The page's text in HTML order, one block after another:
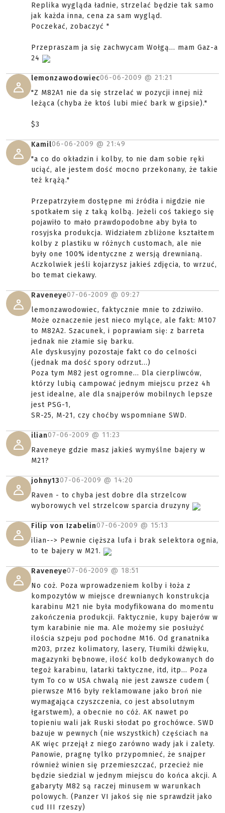
Replika wygląda ładnie, strzelać będzie tak samo
jak każda inna, cena za sam wygląd.
Poczekać, zobaczyć "
Przepraszam ja się zachwycam Wołgą... mam Gaz-a
24
lemonzawodowiec06-06-2009 @ 21:21
"Z M82A1 nie da się strzelać w pozycji innej niż
leżąca (chyba że ktoś lubi mieć bark w gipsie)."
$3
Kamil06-06-2009 @ 21:49
"a co do okładzin i kolby, to nie dam sobie ręki
uciąć, ale jestem dość mocno przekonany, że takie
też krążą."
Przepatrzyłem dostępne mi źródła i nigdzie nie
spotkałem się z taką kolbą. Jeżeli coś takiego się
pojawiło to mało prawdopodobne aby była to
rosyjska produkcja. Widziałem zbliżone kształtem
kolby z plastiku w różnych customach, ale nie
były one 100% identyczne z wersją drewnianą.
Aczkolwiek jeśli kojarzysz jakieś zdjęcia, to wrzuć,
bo temat ciekawy.
Raveneye07-06-2009 @ 09:27
lemonzawodowiec, faktycznie mnie to zdziwiło.
Może oznaczenie jest nieco mylące, ale fakt: M107
to M82A2. Szacunek, i poprawiam się: z barreta
jednak nie złamie się barku.
Ale dyskusyjny pozostaje fakt co do celności
(jednak ma dość spory odrzut...)
Poza tym M82 jest ogromne... Dla cierpliwców,
którzy lubią campować jednym miejscu przez 4h
jest idealne, ale dla snajperów mobilnych lepsze
jest PSG-1,
SR-25, M-21, czy choćby wspomniane SWD.
ilian07-06-2009 @ 11:23
Raveneye gdzie masz jakieś wymyślne bajery w
M21?
johny1307-06-2009 @ 14:20
Raven - to chyba jest dobre dla strzelcow
wyborowych vel strzelcow sparcia druzyny
Filip von Izabelin07-06-2009 @ 15:13
ilian--> Pewnie cięższa lufa i brak selektora ognia,
to te bajery w M21.
Raveneye07-06-2009 @ 18:51
No coż. Poza wprowadzeniem kolby i łoża z
kompozytów w miejsce drewnianych konstrukcja
karabinu M21 nie była modyfikowana do momentu
zakończenia produkcji. Faktycznie, kupy bajerów w
tym karabinie nie ma. Ale możemy sie posłużyć
ilościa szpeju pod pochodne M16. Od granatnika
m203, przez kolimatory, lasery, Tłumiki dźwięku,
magazynki bębnowe, ilość kolb dedykowanych do
tegoż karabinu, latarki taktyczne, itd, itp... Poza
tym To co w USA chwalą nie jest zawsze cudem (
pierwsze M16 były reklamowane jako broń nie
wymagająca czyszczenia, co jest absolutnym
łgarstwem), a obecnie no cóż. AK nawet po
topieniu wali jak Ruski słodat po grochówce. SWD
bazuje w pewnych (nie wszystkich) częściach na
AK więc przejął z niego zarówno wady jak i zalety.
Panowie, pragnę tylko przypomnieć, że snajper
również winien się przemieszczać, przecież nie
będzie siedzial w jednym miejscu do końca akcji. A
gabaryty M82 są raczej minusem w warunkach
polowych. (Panzer VI jakoś się nie sprawdził jako
cud III rzeszy)